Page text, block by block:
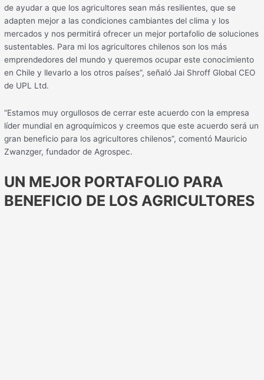
de ayudar a que los agricultores sean más resilientes, que se
adapten mejor a las condiciones cambiantes del clima y los
mercados y nos permitirá ofrecer un mejor portafolio de soluciones
sustentables. Para mi los agricultores chilenos son los más
emprendedores del mundo y queremos ocupar este conocimiento
en Chile y llevarlo a los otros países”, señaló Jai Shroff Global CEO
de UPL Ltd.
“Estamos muy orgullosos de cerrar este acuerdo con la empresa
líder mundial en agroquímicos y creemos que este acuerdo será un
gran beneficio para los agricultores chilenos”, comentó Mauricio
Zwanzger, fundador de Agrospec.
UN MEJOR PORTAFOLIO PARA
BENEFICIO DE LOS AGRICULTORES